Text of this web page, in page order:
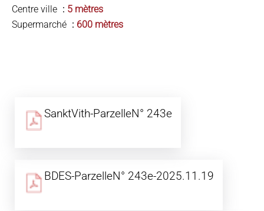
Centre ville
5 mètres
Supermarché
600 mètres
SanktVith-ParzelleN° 243e
BDES-ParzelleN° 243e-2025.11.19